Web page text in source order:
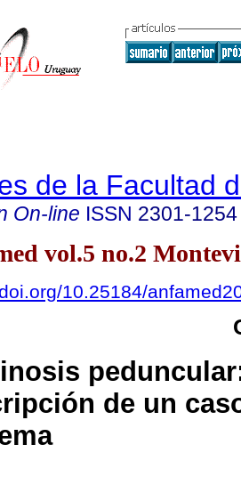
de la Facultad
On-line ISSN 2301-1254
vol.5 no.2
10.25184/
de un